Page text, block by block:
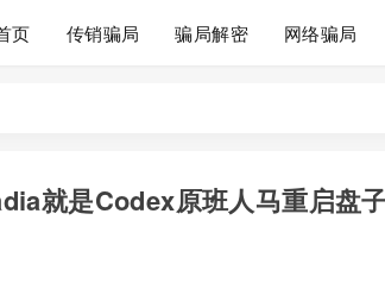
页 传销骗局 骗局解密 网络骗局
就是Codex原班人马重启盘